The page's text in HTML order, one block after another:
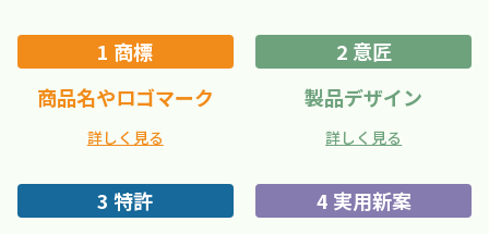
1 商標
商品名やロゴマーク
詳しく見る
2 意匠
製品デザイン
詳しく見る
3 特許
4 実用新案